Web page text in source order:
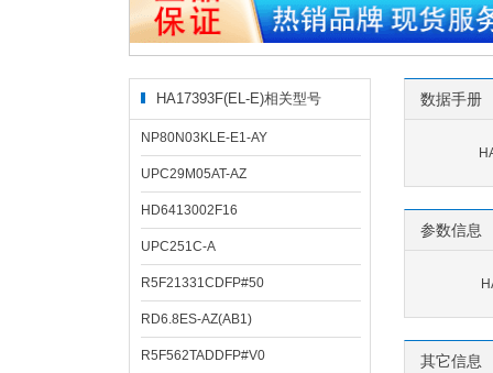
HA17393F(EL-E)相关型号
NP80N03KLE-E1-AY
UPC29M05AT-AZ
HD6413002F16
UPC251C-A
R5F21331CDFP#50
RD6.8ES-AZ(AB1)
R5F562TADDFP#V0
数据手册
参数信息
其它信息